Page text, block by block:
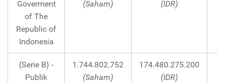
Goverment
of The
Republic of
Indonesia
(Saham)
(IDR)
(Serie B) -
Publik
1.744.802.752
(Saham)
174.480.275.200
(IDR)